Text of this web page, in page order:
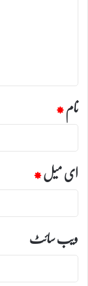
نام*
ای میل*
ویب‌ سائٹ